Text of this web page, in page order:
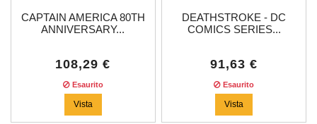
CAPTAIN AMERICA 80TH
ANNIVERSARY...
108,29 €
Esaurito
Vista
DEATHSTROKE - DC
COMICS SERIES...
91,63 €
Esaurito
Vista